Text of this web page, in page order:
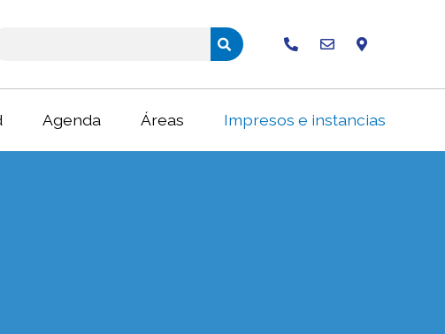
Agenda Áreas Impresos e instancias